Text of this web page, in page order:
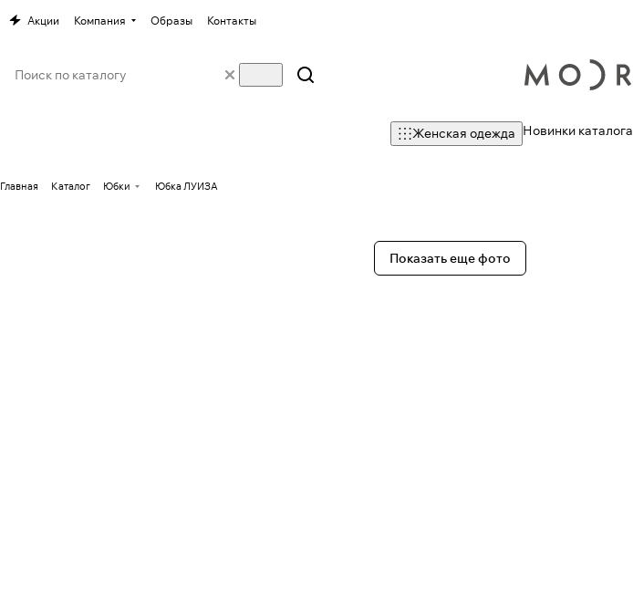
Акции Компания Образы Контакты
Женская одежда Новинки каталога
Главная Каталог Юбки Юбка ЛУИЗА
Показать еще фото